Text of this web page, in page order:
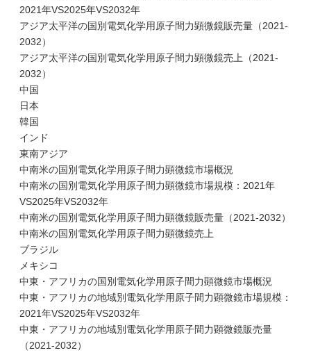
2021年VS2025年VS2032年
アジア太平洋の国別電気化学用原子間力顕微鏡販売量（2021-
2032）
アジア太平洋の国別電気化学用原子間力顕微鏡売上（2021-
2032）
中国
日本
韓国
インド
東南アジア
中南米の国別電気化学用原子間力顕微鏡市場概況
中南米の国別電気化学用原子間力顕微鏡市場規模：2021年
VS2025年VS2032年
中南米の国別電気化学用原子間力顕微鏡販売量（2021-2032）
中南米の国別電気化学用原子間力顕微鏡売上
ブラジル
メキシコ
中東・アフリカの国別電気化学用原子間力顕微鏡市場概況
中東・アフリカの地域別電気化学用原子間力顕微鏡市場規模：
2021年VS2025年VS2032年
中東・アフリカの地域別電気化学用原子間力顕微鏡販売量
（2021-2032）